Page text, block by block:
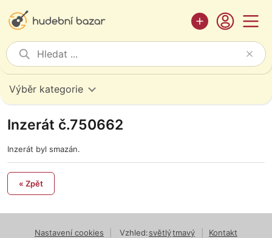
Výběr kategorie
Inzerát č.750662
Inzerát byl smazán.
« Zpět
Nastavení cookies Vzhled:světlýtmavý
Kontakt